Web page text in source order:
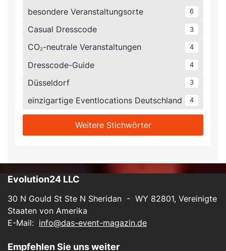
besondere Veranstaltungsorte 6
Casual Dresscode 3
CO₂-neutrale Veranstaltungen 4
Dresscode-Guide 4
Düsseldorf 3
einzigartige Eventlocations Deutschland 4
Weitere Stichwörter
Evolution24 LLC
30 N Gould St Ste N Sheridan - WY 82801, Vereinigte
Staaten von Amerika
E-Mail: info@das-event-magazin.de
Empfehlen Sie uns weiter